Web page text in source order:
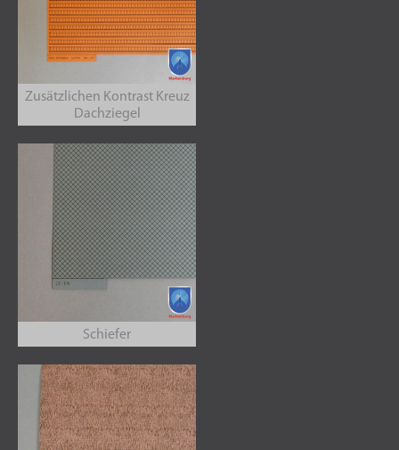
Zusätzlichen Kontrast Kreuz
Dachziegel
Schiefer